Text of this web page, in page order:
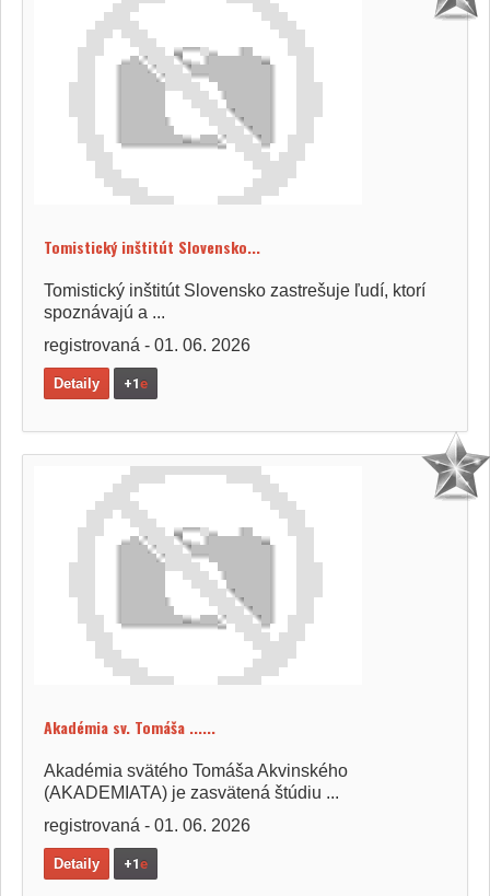
Tomistický inštitút Slovensko...
Tomistický inštitút Slovensko zastrešuje ľudí, ktorí
spoznávajú a ...
registrovaná - 01. 06. 2026
Detaily +1e
Akadémia sv. Tomáša ......
Akadémia svätého Tomáša Akvinského
(AKADEMIATA) je zasvätená štúdiu ...
registrovaná - 01. 06. 2026
Detaily +1e